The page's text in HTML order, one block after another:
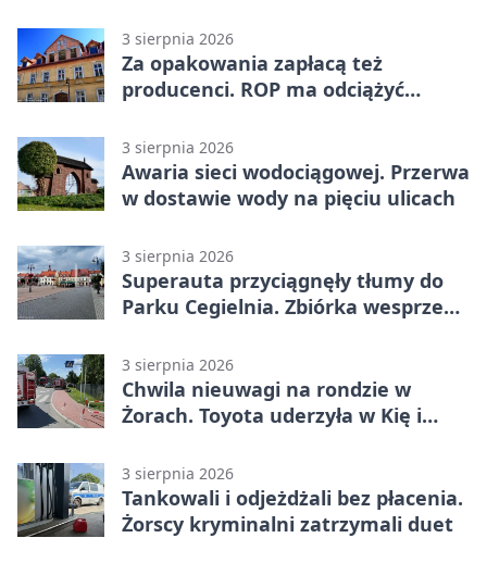
3 sierpnia 2026
Za opakowania zapłacą też
producenci. ROP ma odciążyć
3 sierpnia 2026
Awaria sieci wodociągowej. Przerwa
w dostawie wody na pięciu ulicach
3 sierpnia 2026
Superauta przyciągnęły tłumy do
Parku Cegielnia. Zbiórka wesprze
3 sierpnia 2026
Chwila nieuwagi na rondzie w
Żorach. Toyota uderzyła w Kię i
3 sierpnia 2026
Tankowali i odjeżdżali bez płacenia.
Żorscy kryminalni zatrzymali duet